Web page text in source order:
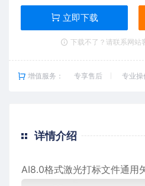
立即下载
下载不了？请联系网站
增值服务： 专享售后 专业操
详情介绍
AI8.0格式激光打标文件通用